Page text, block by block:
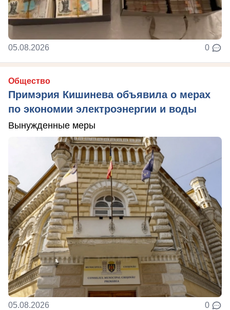
05.08.2026 0
Общество
Примэрия Кишинева объявила о мерах
по экономии электроэнергии и воды
Вынужденные меры
05.08.2026 0